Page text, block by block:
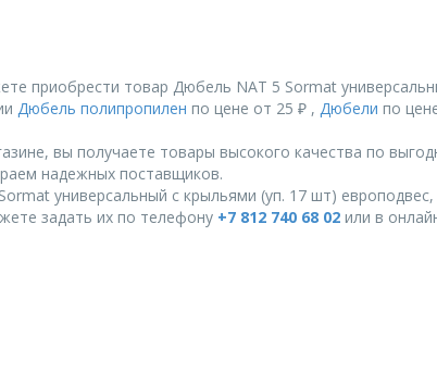
приобрести товар Дюбель NAT 5 Sormat
Дюбель полипропилен по цене от 25 ₽ , Дюбели по
вы получаете товары высокого качества по
надежных поставщиков.
универсальный с крыльями (уп. 17 шт)
задать их по телефону +7 812 740 68 02 или в